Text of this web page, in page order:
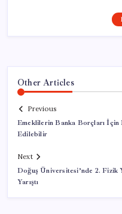
Other Articles
Previous
Emeklilerin Banka Borçları İçin
Edilebilir
Next
Doğuş Üniversitesi’nde 2. Fizik
Yarıştı